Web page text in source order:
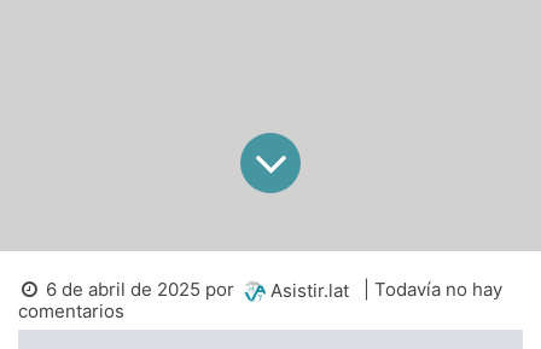
6 de abril de 2025 por Asistir.lat
| Todavía no hay
comentarios